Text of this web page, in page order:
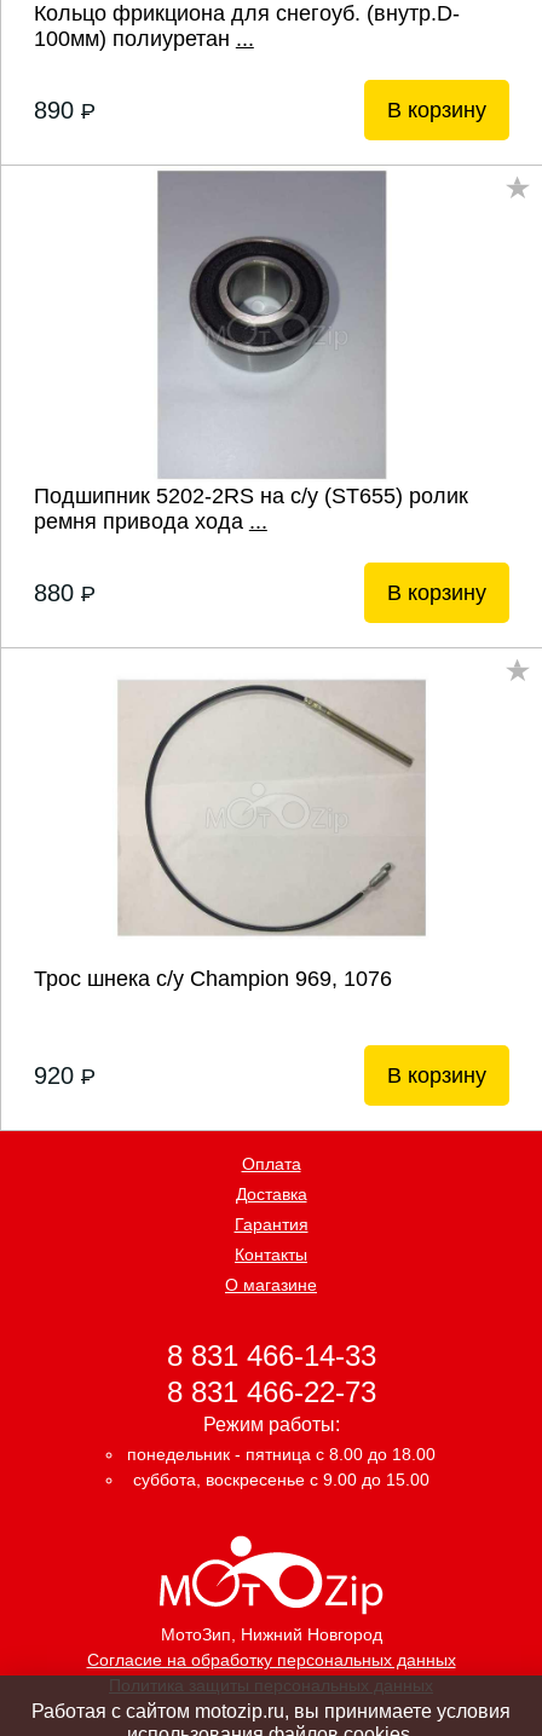
Кольцо фрикциона для снегоуб. (внутр.D-
100мм) полиуретан ...
890 P В корзину
Подшипник 5202-2RS на с/у (ST655) ролик
ремня привода хода ...
880 P В корзину
Трос шнека с/у Champion 969, 1076
920 P В корзину
МотоЗип, Нижний Новгород
Согласие на обработку персональных данных
Политика защиты персональных данных
Оплата
Доставка
Гарантия
Контакты
О магазине
8 831 466-14-33
8 831 466-22-73
Режим работы:
понедельник - пятница с 8.00 до 18.00
суббота, воскресенье с 9.00 до 15.00
Работая с сайтом motozip.ru, вы принимаете условия